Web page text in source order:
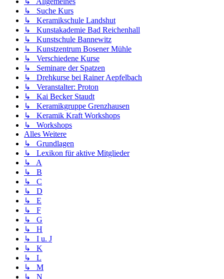
↳ Suche Kurs
↳ Keramikschule Landshut
↳ Kunstakademie Bad Reichenhall
↳ Kunstschule Bannewitz
↳ Kunstzentrum Bosener Mühle
↳ Verschiedene Kurse
↳ Seminare der Spatzen
↳ Drehkurse bei Rainer Aepfelbach
↳ Veranstalter: Proton
↳ Kai Becker Staudt
↳ Keramikgruppe Grenzhausen
↳ Keramik Kraft Workshops
↳ Workshops
Alles Weitere
↳ Grundlagen
↳ Lexikon für aktive Mitglieder
↳ A
↳ B
↳ C
↳ D
↳ E
↳ F
↳ G
↳ H
↳ I u. J
↳ K
↳ L
↳ M
↳ N